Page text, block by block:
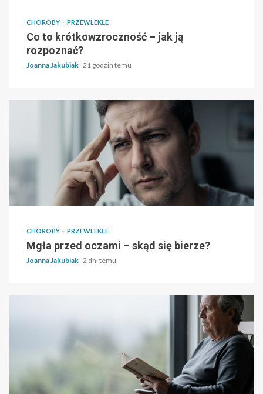
CHOROBY PRZEWLEKŁE
Co to krótkowzroczność – jak ją
rozpoznać?
Joanna Jakubiak 21 godzin temu
CHOROBY PRZEWLEKŁE
Mgła przed oczami – skąd się bierze?
Joanna Jakubiak 2 dni temu